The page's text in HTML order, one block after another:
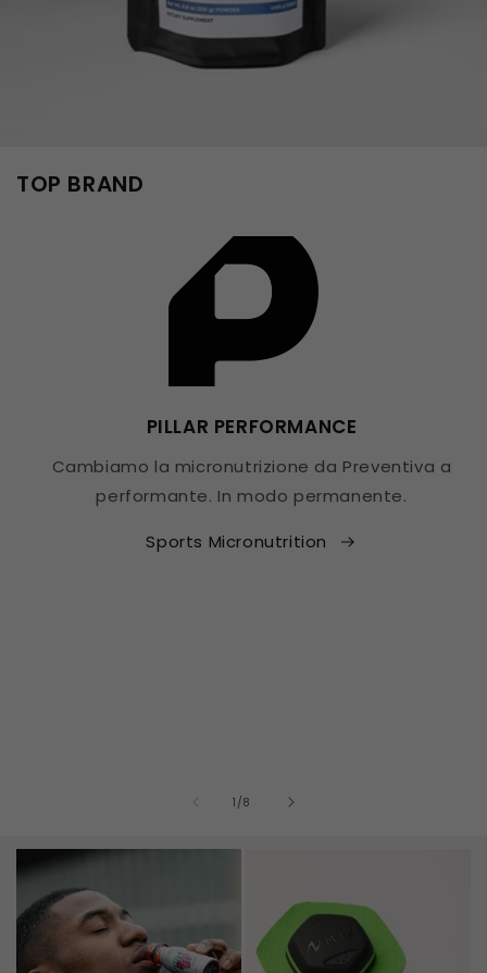
TOP BRAND
PILLAR PERFORMANCE
Cambiamo la micronutrizione da Preventiva a
performante. In modo permanente.
Sports Micronutrition
1 /
su8